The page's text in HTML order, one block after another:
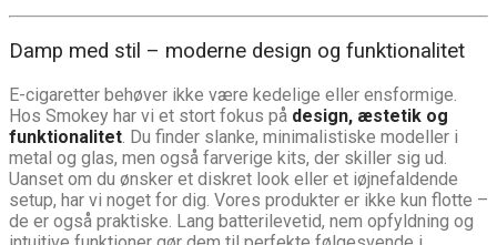
Damp med stil – moderne design og funktionalitet
E-cigaretter behøver ikke være kedelige eller ensformige.
Hos Smokey har vi et stort fokus på design, æstetik og
funktionalitet . Du finder slanke, minimalistiske modeller i
metal og glas, men også farverige kits, der skiller sig ud.
Uanset om du ønsker et diskret look eller et iøjnefaldende
setup, har vi noget for dig. Vores produkter er ikke kun flotte –
de er også praktiske. Lang batterilevetid, nem opfyldning og